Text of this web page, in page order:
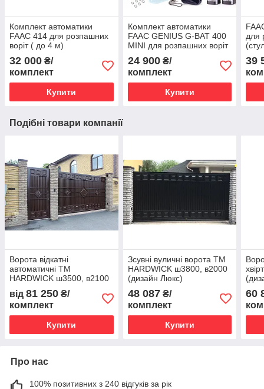
Комплект автоматики
FAAC 414 для розпашних
воріт ( до 4 м)
32 000 ₴/
комплект
Купити
Комплект автоматики
FAAC GENIUS G-BAT 400
MINI для розпашних воріт
24 900₴/
комплект
Купити
для
39
Подібні товари компанії
Ворота відкатні
автоматичні ТМ
HARDWICK ш3500, в2100
від 81 250 ₴/
комплект
Купити
Зсувні вуличні ворота ТМ
HARDWICK ш3800, в2000
(дизайн Люкс)
48 087₴/
комплект
Купити
60
Про нас
100% позитивних з 240 відгуків за рік